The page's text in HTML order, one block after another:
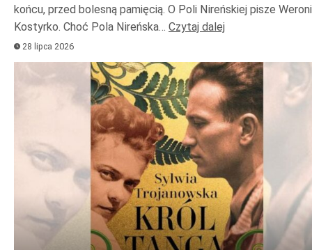
końcu, przed bolesną pamięcią. O Poli Nireńskiej pisze
Kostyrko. Choć Pola Nireńska… Czytaj dalej
28 lipca 2026
plików